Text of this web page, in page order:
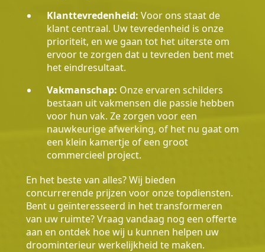
Klanttevredenheid: Voor ons staat de
klant centraal. Uw tevredenheid is onze
prioriteit, en we gaan tot het uiterste om
ervoor te zorgen dat u tevreden bent met
het eindresultaat.
Vakmanschap: Onze ervaren schilders
bestaan uit vakmensen die passie hebben
voor hun vak. Ze zorgen voor een
nauwkeurige afwerking, of het nu gaat om
een klein kamertje of een groot
commercieel project.
En het beste van alles? Wij bieden
concurrerende prijzen voor onze topdiensten.
Bent u geïnteresseerd in het transformeren
van uw ruimte? Vraag vandaag nog een offerte
aan en ontdek hoe wij u kunnen helpen uw
droominterieur werkelijkheid te maken.